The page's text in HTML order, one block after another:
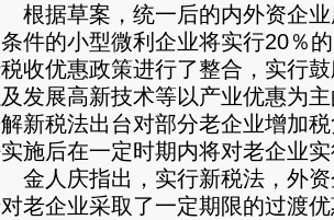
据草案，统一后的内外资企业
件的小型微利企业将实行20％
收优惠政策进行了整合，实行
发展高新技术等以产业优惠为
新税法出台对部分老企业增加
施后在一定时期内将对老企业
人庆指出，实行新税法，外资
老企业采取了一定期限的过渡